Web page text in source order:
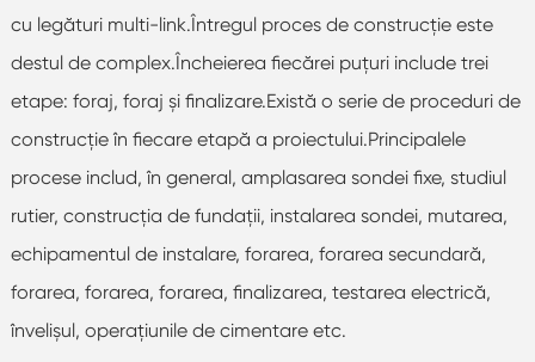
cu legături multi-link.Întregul proces de construcţie este
destul de complex.Încheierea fiecărei puţuri include trei
etape: foraj, foraj și finalizare.Există o serie de proceduri de
construcţie în fiecare etapă a proiectului.Principalele
procese includ, în general, amplasarea sondei fixe, studiul
rutier, construcția de fundații, instalarea sondei, mutarea,
echipamentul de instalare, forarea, forarea secundară,
forarea, forarea, forarea, finalizarea, testarea electrică,
învelișul, operațiunile de cimentare etc.